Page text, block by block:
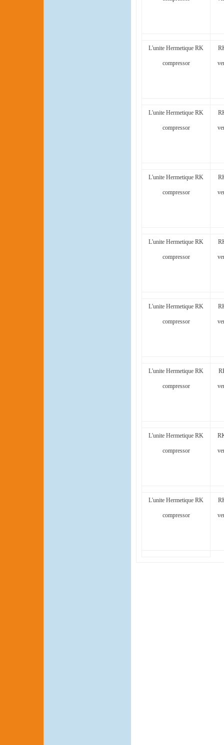
L'unite Hermetique RK
compressor
L'unite Hermetique RK
compressor
L'unite Hermetique RK
compressor
L'unite Hermetique RK
compressor
L'unite Hermetique RK
compressor
L'unite Hermetique RK
compressor
L'unite Hermetique RK
compressor
L'unite Hermetique RK
compressor